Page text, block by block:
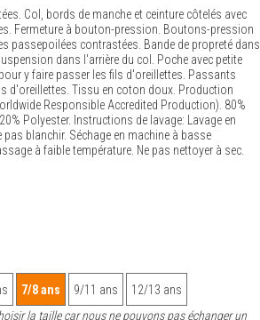
Col, bords de manche et ceinture côtelés avec
Fermeture à bouton-pression. Boutons-pression
passepoilées contrastées. Bande de propreté dans
dans l'arrière du col. Poche avec petite
y faire passer les fils d'oreillettes. Passants
d'oreillettes. Tissu en coton doux. Production
Responsible Accredited Production). 80%
Polyester. Instructions de lavage: Lavage en
pas blanchir. Séchage en machine à basse
à faible température. Ne pas nettoyer à sec.
7/8 ans 9/11 ans
12/13 ans
la taille car nous ne pouvons pas échanger un